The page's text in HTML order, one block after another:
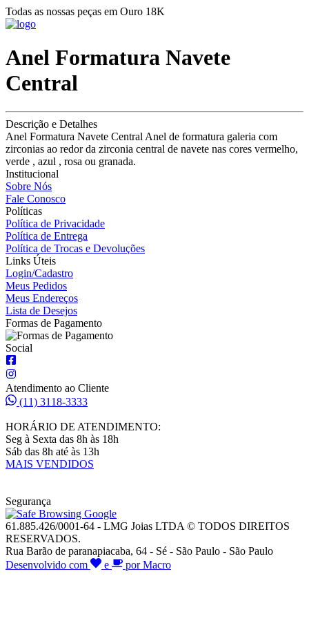
Todas as nossas peças em Ouro 18K
Anel Formatura Navete
Central
Descrição e Detalhes
Anel Formatura Navete Central Anel de formatura galeria com
zirconias ao redor da zirconia central de navete nas cores vermelho,
verde , azul , rosa ou granada.
Institucional
Sobre Nós
Fale Conosco
Políticas
Política de Privacidade
Política de Entrega
Política de Trocas e Devoluções
Links Úteis
Login/Cadastro
Meus Pedidos
Meus Endereços
Lista de Desejos
Formas de Pagamento
Social
Atendimento ao Cliente
(11) 3118-3333
HORÁRIO DE ATENDIMENTO:
Seg à Sexta das 8h às 18h
Sáb das 8h até às 13h
MAIS VENDIDOS
Segurança
61.885.426/0001-64 - LMG Joias LTDA © TODOS DIREITOS
RESERVADOS.
Rua Barão de paranapiacaba, 64 - Sé - São Paulo - São Paulo
Desenvolvido com
e por Macro